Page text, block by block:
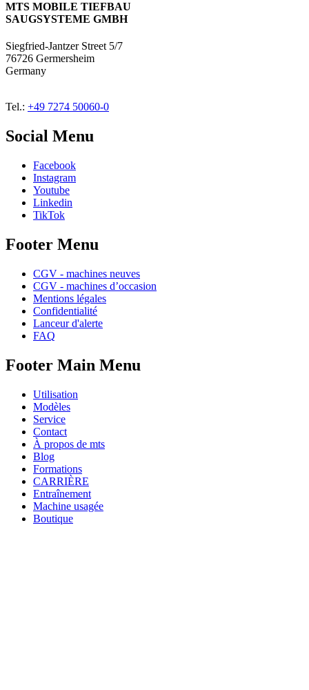
MTS MOBILE TIEFBAU
SAUGSYSTEME GMBH
Siegfried-Jantzer Street 5/7
76726 Germersheim
Germany
Tel.: +49 7274 50060-0
Social Menu
Facebook
Instagram
Youtube
Linkedin
TikTok
Footer Menu
CGV - machines neuves
CGV - machines d’occasion
Mentions légales
Confidentialité
Lanceur d'alerte
FAQ
Footer Main Menu
Utilisation
Modèles
Service
Contact
À propos de mts
Blog
Formations
CARRIÈRE
Entraînement
Machine usagée
Boutique